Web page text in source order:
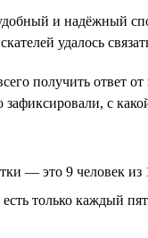
и надёжный
удалось
получить ответ
с
— это 9 человек из
только каждый